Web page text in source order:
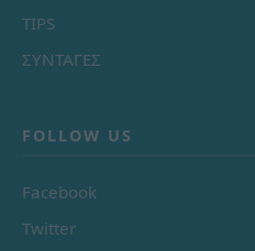
TIPS
ΣΥΝΤΑΓΕΣ
FOLLOW US
Facebook
Twitter